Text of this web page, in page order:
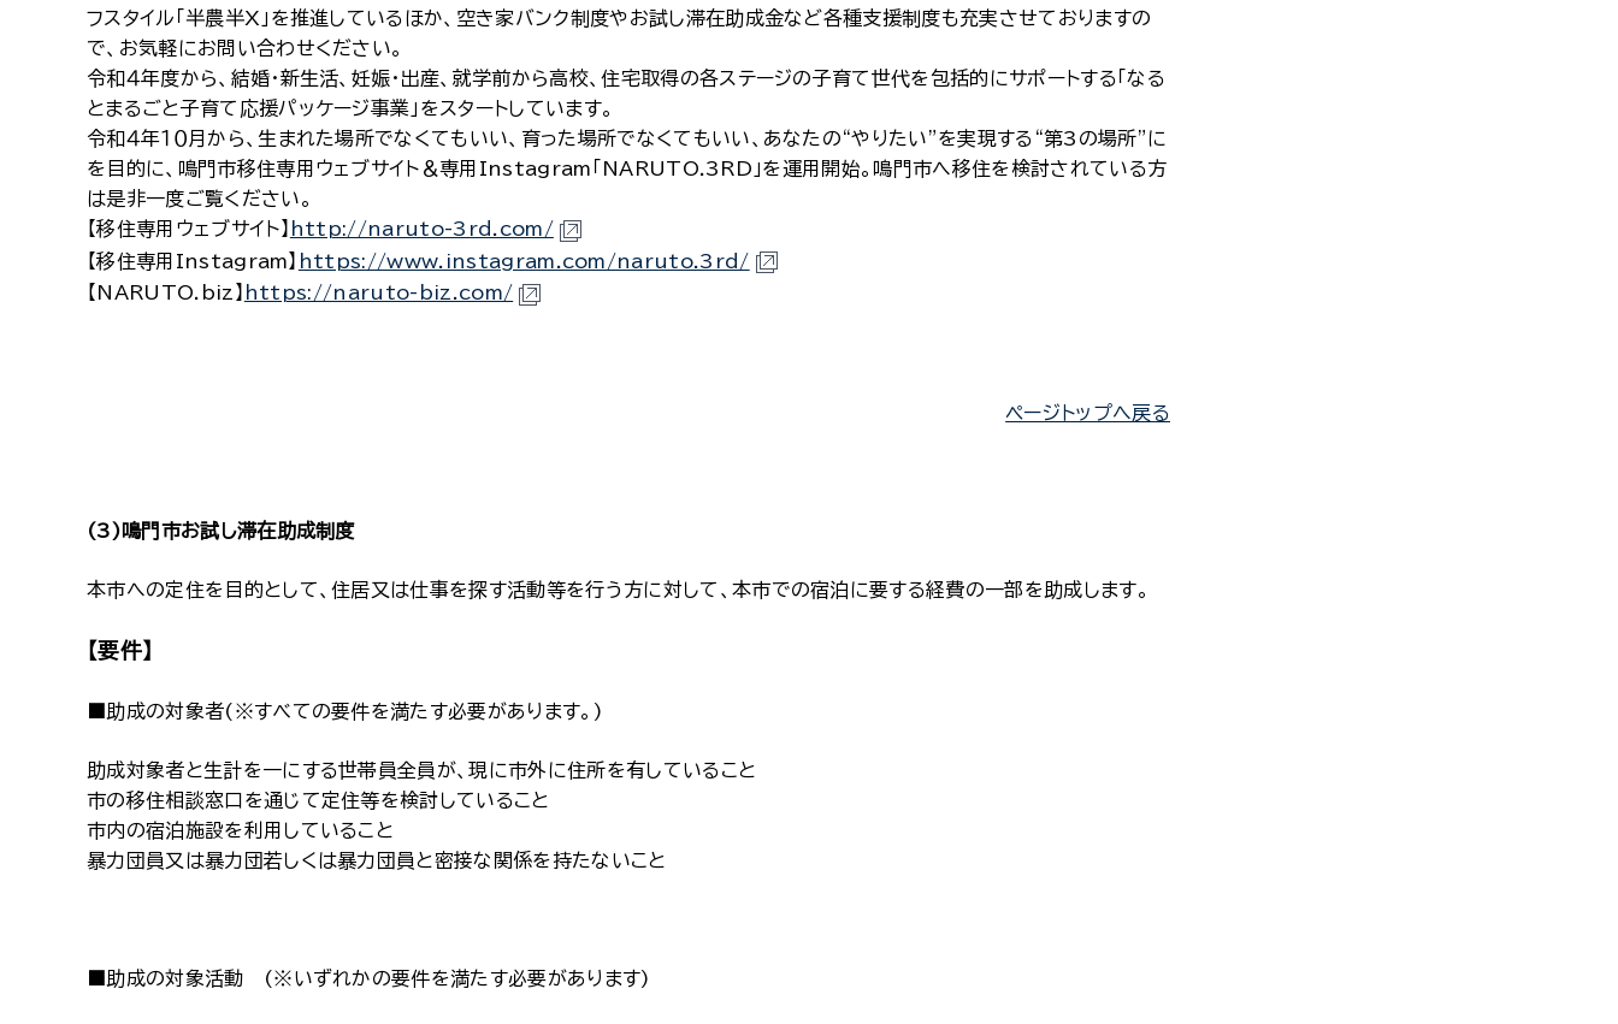
フスタイル「半農半X」を推進しているほか、空き家バンク制度やお試し滞在助成金など各種支援制度も充実させておりますの
で、お気軽にお問い合わせください。
令和４年度から、結婚・新生活、妊娠・出産、就学前から高校、住宅取得の各ステージの子育て世代を包括的にサポートする「なる
とまるごと子育て応援パッケージ事業」をスタートしています。
令和４年１０月から、生まれた場所でなくてもいい、育った場所でなくてもいい、あなたの“やりたい”を実現する“第3の場所”に
を目的に、鳴門市移住専用ウェブサイト＆専用Instagram「NARUTO.3RD」を運用開始。鳴門市へ移住を検討されている方
は是非一度ご覧ください。
【移住専用ウェブサイト】 http://naruto-3rd.com/
【移住専用Instagram】 https://www.instagram.com/naruto.3rd/
【NARUTO.biz】 https://naruto-biz.com/
ページトップへ戻る
(3)鳴門市お試し滞在助成制度
本市への定住を目的として、住居又は仕事を探す活動等を行う方に対して、本市での宿泊に要する経費の一部を助成します。
【要件】
■助成の対象者(※すべての要件を満たす必要があります。)
助成対象者と生計を一にする世帯員全員が、現に市外に住所を有していること
市の移住相談窓口を通じて定住等を検討していること
市内の宿泊施設を利用していること
暴力団員又は暴力団若しくは暴力団員と密接な関係を持たないこと
■助成の対象活動 (※いずれかの要件を満たす必要があります)